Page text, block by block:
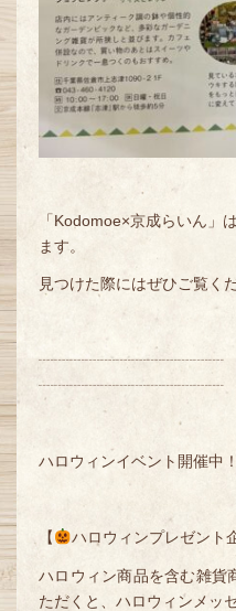
「Kodomoe×京成らいん」
ます。
見つけた際にはぜひご覧く
┈┈┈┈┈┈┈┈┈┈┈┈
ハロウィンイベント開催中！
【 ハロウィンプレゼント
ハロウィン商品を含む雑貨
ただくと、ハロウィンメッ